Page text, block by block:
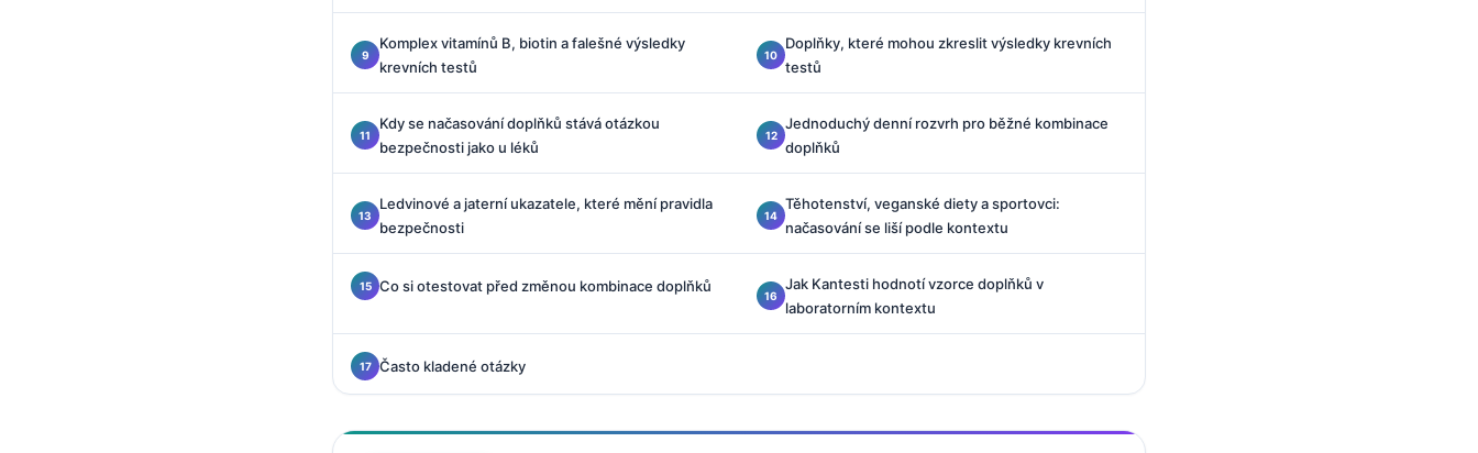
Komplex vitamínů B, biotin a falešné výsledky
krevních testů
Doplňky, které mohou zkreslit výsledky krevních
testů
Kdy se načasování doplňků stává otázkou
bezpečnosti jako u léků
Jednoduchý denní rozvrh pro běžné kombinace
doplňků
Ledvinové a jaterní ukazatele, které mění pravidla
bezpečnosti
Těhotenství, veganské diety a sportovci:
načasování se liší podle kontextu
Co si otestovat před změnou kombinace doplňků
Jak Kantesti hodnotí vzorce doplňků v
laboratorním kontextu
Často kladené otázky